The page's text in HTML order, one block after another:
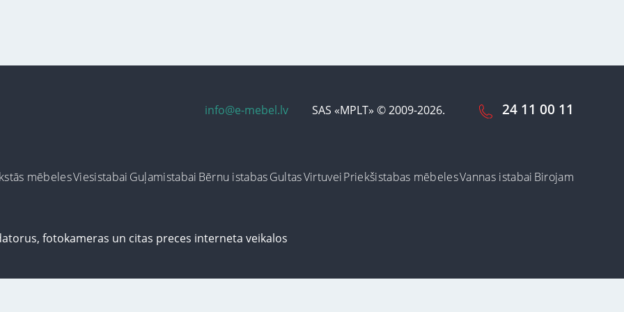
info@e-mebel.lv SAS «MPLT» © 2009-2026. 24 11 00 11
mēbelesViesistabai Guļamistabai Bērnu istabasGultasVirtuveiPriekšistabas mēbelesVannas istabai Birojam